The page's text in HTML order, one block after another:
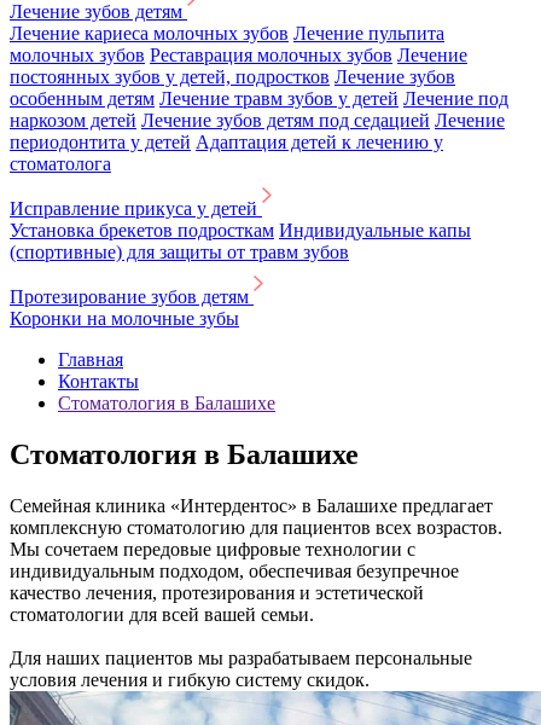
Лечение зубов детям
Лечение кариеса молочных зубов Лечение пульпита
молочных зубов Реставрация молочных зубов Лечение
постоянных зубов у детей, подростков Лечение зубов
особенным детям Лечение травм зубов у детей Лечение под
наркозом детей Лечение зубов детям под седацией Лечение
периодонтита у детей Адаптация детей к лечению у
стоматолога
Исправление прикуса у детей
Установка брекетов подросткам Индивидуальные капы
(спортивные) для защиты от травм зубов
Протезирование зубов детям
Коронки на молочные зубы
Главная
Контакты
Стоматология в Балашихе
Стоматология в Балашихе
Семейная клиника «Интердентос» в Балашихе предлагает
комплексную стоматологию для пациентов всех возрастов.
Мы сочетаем передовые цифровые технологии с
индивидуальным подходом, обеспечивая безупречное
качество лечения, протезирования и эстетической
стоматологии для всей вашей семьи.
Для наших пациентов мы разрабатываем персональные
условия лечения и гибкую систему скидок.